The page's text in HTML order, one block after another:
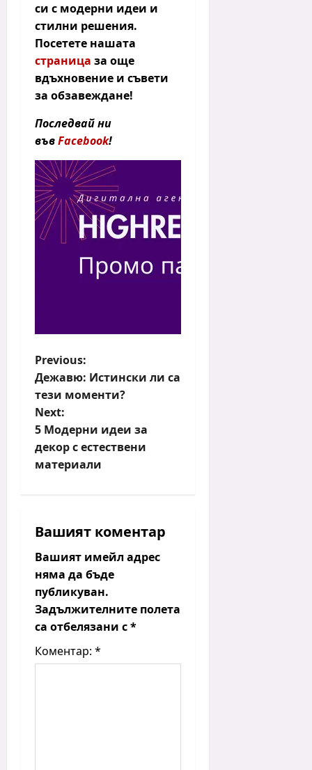
си с модерни идеи и
стилни решения.
Посетете нашата
страница за още
вдъхновение и съвети
за обзавеждане!
Последвай ни
въвFacebook!
P
o
s
t
n
a
a
t
i
o
n
Previous:
Дежавю: Истински ли са
тези моменти?
Next:
5 Модерни идеи за
декор с естествени
материали
Вашият коментар
Вашият имейл адрес
няма да бъде
публикуван.
Задължителните полета
са отбелязани с*
Коментар: *